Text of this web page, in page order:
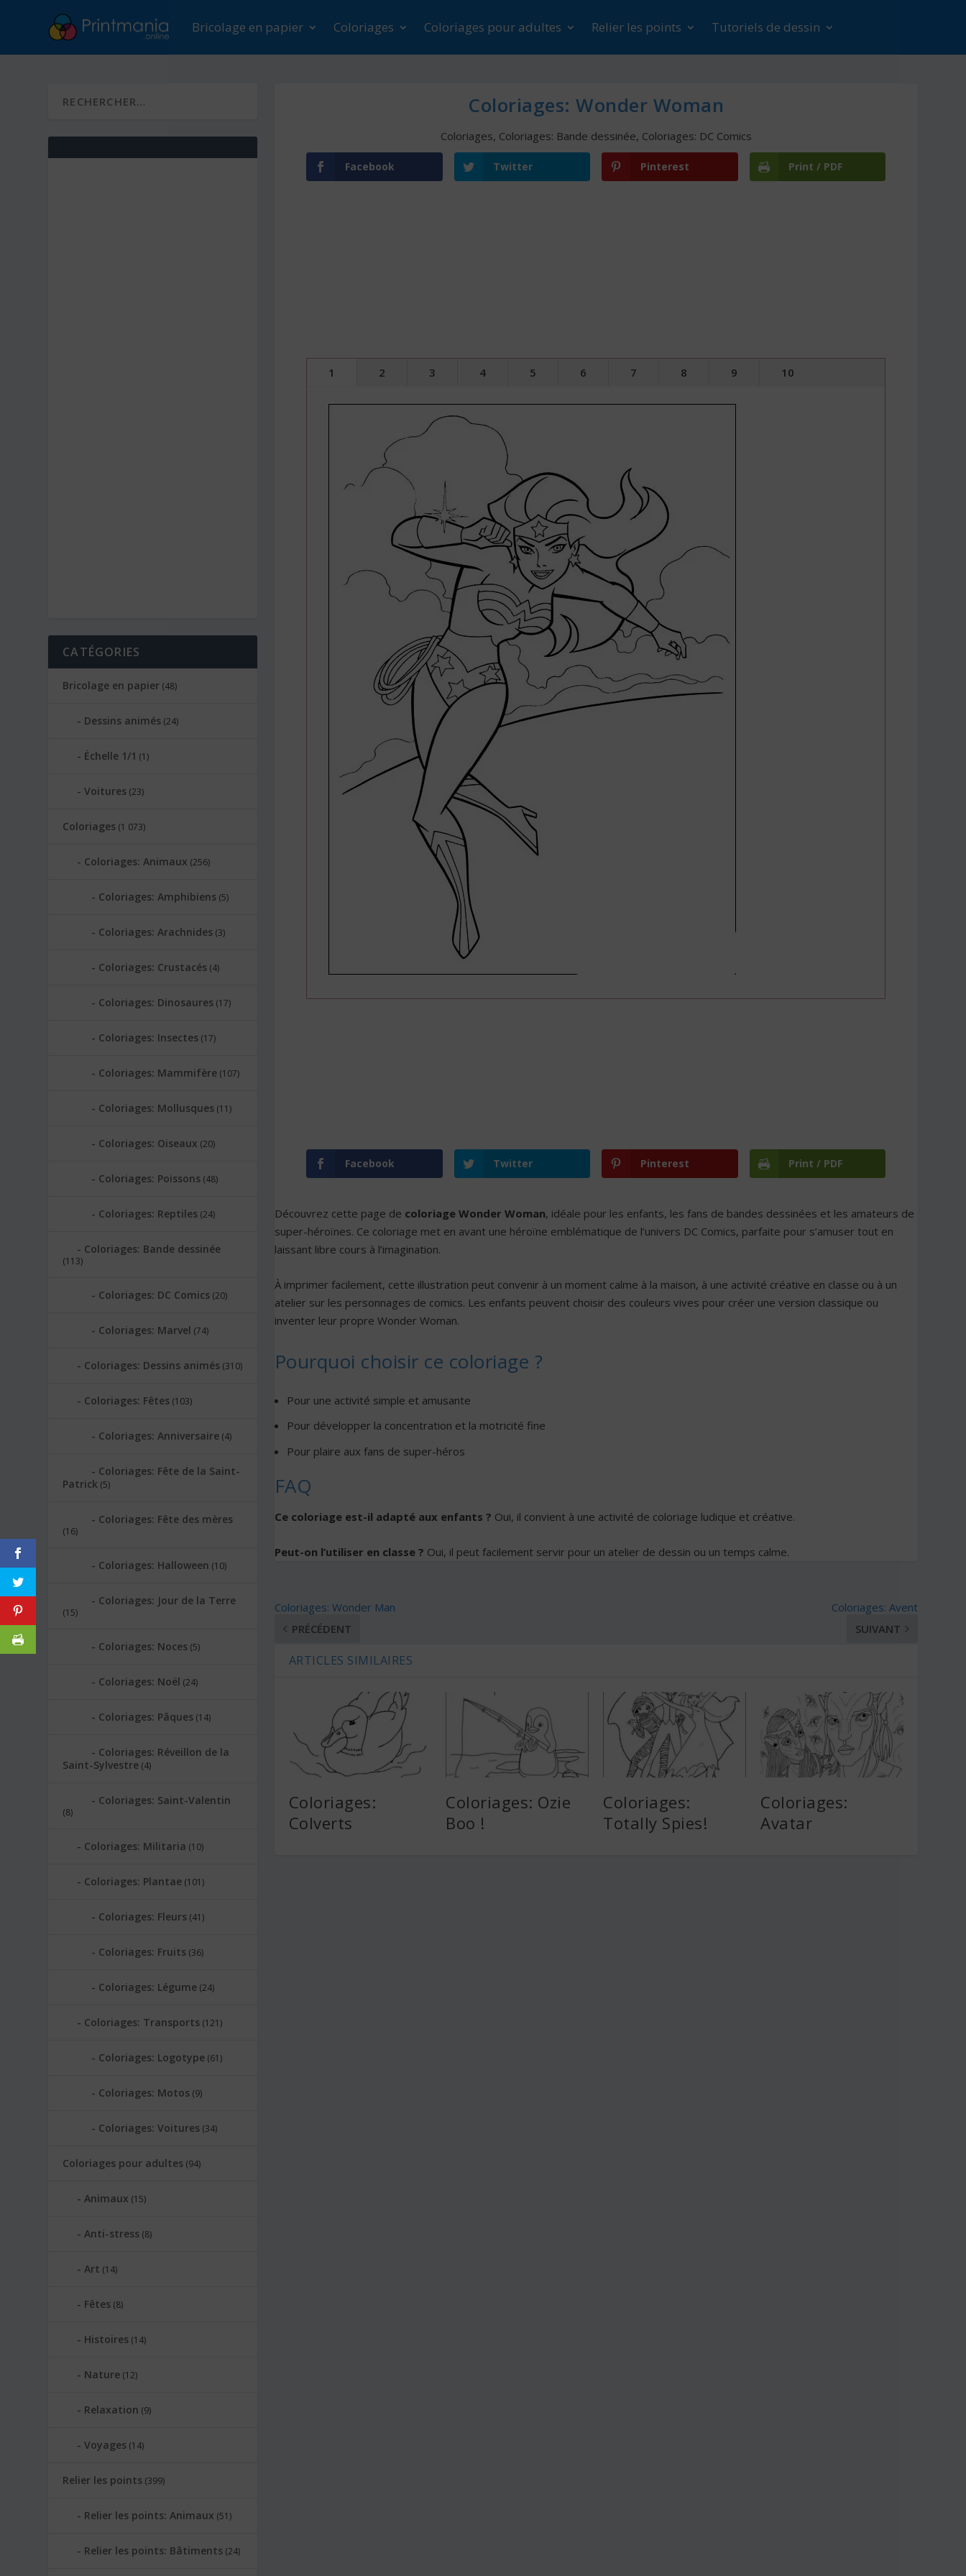
Bricolage en papier Coloriages Coloriages pour adultes Relier les points Tutoriels de dessin
Coloriages: Wonder Woman
Coloriages, Coloriages: Bande dessinée, Coloriages: DC Comics
Facebook Twitter Pinterest Print / PDF
1 2 3 4 5 6 7 8 9 10
Facebook Twitter Pinterest Print / PDF
Découvrez cette page de coloriage Wonder Woman, idéale pour les enfants, les fans de bandes dessinées et les amateurs de
super-héroïnes. Ce coloriage met en avant une héroïne emblématique de l’univers DC Comics, parfaite pour s’amuser tout en
laissant libre cours à l’imagination.
À imprimer facilement, cette illustration peut convenir à un moment calme à la maison, à une activité créative en classe ou à un
atelier sur les personnages de comics. Les enfants peuvent choisir des couleurs vives pour créer une version classique ou
inventer leur propre Wonder Woman.
Pourquoi choisir ce coloriage ?
Pour une activité simple et amusante
Pour développer la concentration et la motricité fine
Pour plaire aux fans de super-héros
FAQ
Ce coloriage est-il adapté aux enfants ? Oui, il convient à une activité de coloriage ludique et créative.
Peut-on l’utiliser en classe ? Oui, il peut facilement servir pour un atelier de dessin ou un temps calme.
Coloriages: Wonder Man
PRÉCÉDENT
Coloriages: Avent
SUIVANT
ARTICLES SIMILAIRES
Coloriages:
Colverts
Coloriages: Ozie
Boo !
Coloriages:
Totally Spies!
Coloriages:
Avatar
CATÉGORIES
Bricolage en papier (48)
Dessins animés (24)
Échelle 1/1 (1)
Voitures (23)
Coloriages (1 073)
Coloriages: Animaux (256)
Coloriages: Amphibiens (5)
Coloriages: Arachnides (3)
Coloriages: Crustacés (4)
Coloriages: Dinosaures (17)
Coloriages: Insectes (17)
Coloriages: Mammifère (107)
Coloriages: Mollusques (11)
Coloriages: Oiseaux (20)
Coloriages: Poissons (48)
Coloriages: Reptiles (24)
Coloriages: Bande dessinée
(113)
Coloriages: DC Comics (20)
Coloriages: Marvel (74)
Coloriages: Dessins animés (310)
Coloriages: Fêtes (103)
Coloriages: Anniversaire (4)
Coloriages: Fête de la Saint-
Patrick (5)
Coloriages: Fête des mères
(16)
Coloriages: Halloween (10)
Coloriages: Jour de la Terre
(15)
Coloriages: Noces (5)
Coloriages: Noël (24)
Coloriages: Pâques (14)
Coloriages: Réveillon de la
Saint-Sylvestre (4)
Coloriages: Saint-Valentin
(8)
Coloriages: Militaria (10)
Coloriages: Plantae (101)
Coloriages: Fleurs (41)
Coloriages: Fruits (36)
Coloriages: Légume (24)
Coloriages: Transports (121)
Coloriages: Logotype (61)
Coloriages: Motos (9)
Coloriages: Voitures (34)
Coloriages pour adultes (94)
Animaux (15)
Anti-stress (8)
Art (14)
Fêtes (8)
Histoires (14)
Nature (12)
Relaxation (9)
Voyages (14)
Relier les points (399)
Relier les points: Animaux (51)
Relier les points: Bâtiments (24)